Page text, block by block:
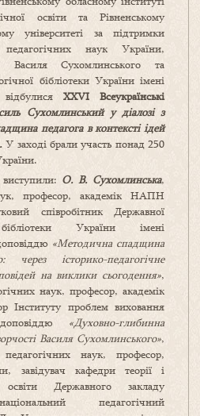
освіти та Рівненському
університеті за підтримки
педагогічних наук України,
Василя Сухомлинського та
бібліотеки України імені
XXVI Всеукраїнські
Сухомлинський у діалозі з
педагога в контексті ідей
У заході брали участь понад 250
О. В. Сухомлинська,
професор, академік НАПН
співробітник Державної
бібліотеки України імені
«Методична спадщина
через історико-педагогічне
на виклики сьогодення»,
наук, професор, академік
проблем виховання
«Духовно-глибинна
Василя Сухомлинського»,
наук, професор,
завідувач кафедри теорії і
Державного закладу
національний педагогічний